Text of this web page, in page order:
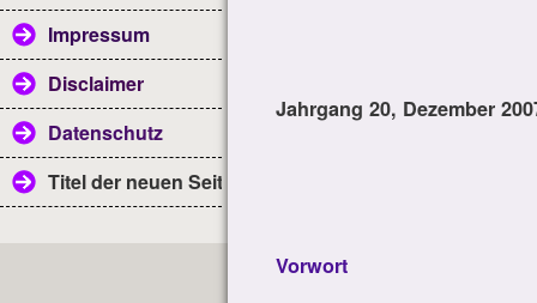
Impressum
Disclaimer
Datenschutz
Titel der neuen Seite
Jahrgang 20, Dezember
Vorwort